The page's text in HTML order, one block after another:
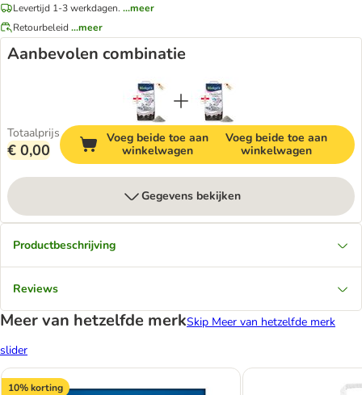
Levertijd 1-3 werkdagen. ...meer
Retourbeleid ...meer
Aanbevolen combinatie
Totaalprijs
€ 0,00
Voeg beide toe aan
winkelwagen
Voeg beide toe aan
winkelwagen
Gegevens bekijken
Productbeschrijving
Reviews
Meer van hetzelfde merkSkip Meer van hetzelfde merk
slider
10% korting